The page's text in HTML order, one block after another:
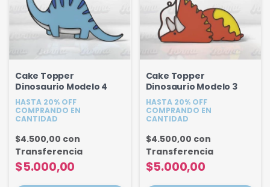
Cake Topper
Dinosaurio Modelo 4
HASTA 20% OFF
COMPRANDO EN
CANTIDAD
$5.000,00
$4.500,00 con
Transferencia
Cake Topper
Dinosaurio Modelo 3
HASTA 20% OFF
COMPRANDO EN
CANTIDAD
$5.000,00
$4.500,00 con
Transferencia